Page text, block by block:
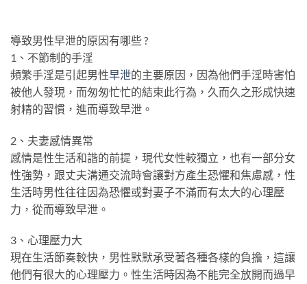
導致男性早泄的原因有哪些 ?
1、不節制的手淫
頻繁手淫是引起男性早泄的主要原因，因為他們手淫時害怕
被他人發現，而匆匆忙忙的結束此行為，久而久之形成快速
射精的習慣，進而導致早泄。
2、夫妻感情異常
感情是性生活和諧的前提，現代女性較獨立，也有一部分女
性強勢，跟丈夫溝通交流時會讓對方產生恐懼和焦慮感，性
生活時男性往往因為恐懼或對妻子不滿而有太大的心理壓
力，從而導致早泄。
3、心理壓力大
現在生活節奏較快，男性默默承受著各種各樣的負擔，這讓
他們有很大的心理壓力。性生活時因為不能完全放開而過早